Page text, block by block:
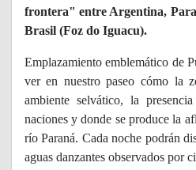
frontera" entre Argentina,
Brasil (Foz do Iguacu).
Emplazamiento emblemático de
ver en nuestro paseo cómo la
ambiente selvático, la
naciones y donde se produce la
río Paraná. Cada noche podrán
aguas danzantes observados por